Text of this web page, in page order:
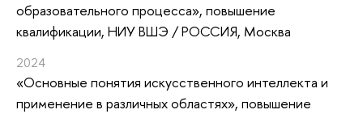
образовательного процесса», повышение
квалификации, НИУ ВШЭ / РОССИЯ, Москва
2024
«Основные понятия искусственного интеллекта и
применение в различных областях», повышение